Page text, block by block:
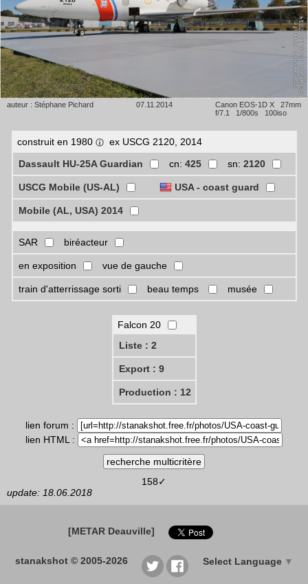
auteur : Stéphane Pichard 07.11.2014
Canon EOS-1D X 27mm
f/7.1 1/800s 100iso
construit en 1980
ex USCG 2120, 2014
Dassault HU-25A Guardian
cn: 425 sn: 2120
USCG Mobile (US-AL) USA - coast guard
Mobile (AL, USA) 2014
SAR biréacteur
en exposition vue de gauche
train d'atterrissage sorti beau temps musée
Falcon 20
Liste : 2
Export : 9
Production : 12
lien forum :
lien HTML :
158✓
update: 18.06.2018
[METAR Deauville]
stanakshot © 2005-2026 Select Language ▼